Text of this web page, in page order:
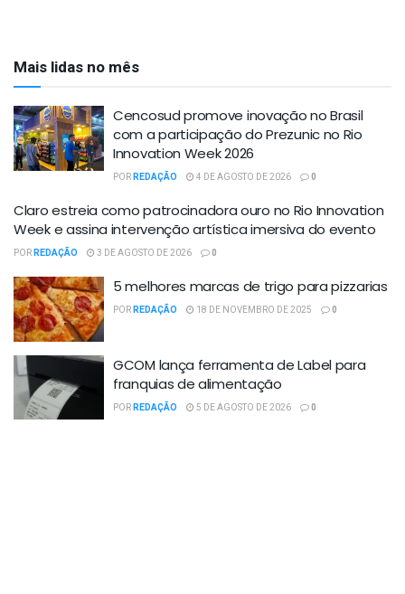
Mais lidas no mês
Cencosud promove inovação no Brasil
com a participação do Prezunic no Rio
Innovation Week 2026
PORREDAÇÃO 4 DE AGOSTO DE 2026 0
Claro estreia como patrocinadora ouro no Rio Innovation
Week e assina intervenção artística imersiva do evento
PORREDAÇÃO 3 DE AGOSTO DE 2026 0
5 melhores marcas de trigo para pizzarias
PORREDAÇÃO 18 DE NOVEMBRO DE 2025 0
GCOM lança ferramenta de Label para
franquias de alimentação
PORREDAÇÃO 5 DE AGOSTO DE 2026 0